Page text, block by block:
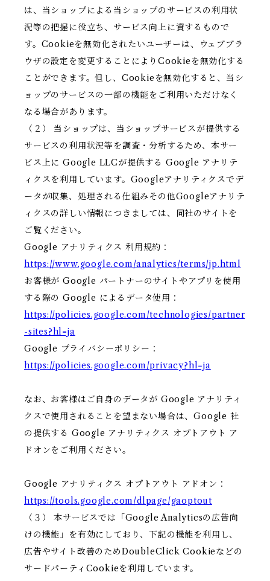
は、当ショップによる当ショップのサービスの利用状
況等の把握に役立ち、サービス向上に資するもので
す。Cookieを無効化されたいユーザーは、ウェブブラ
ウザの設定を変更することによりCookieを無効化する
ことができます。但し、Cookieを無効化すると、当シ
ョップのサービスの一部の機能をご利用いただけなく
なる場合があります。
（２） 当ショップは、当ショップサービスが提供する
サービスの利用状況等を調査・分析するため、本サー
ビス上に Google LLCが提供する Google アナリテ
ィクスを利用しています。Googleアナリティクスでデ
ータが収集、処理される仕組みその他Googleアナリテ
ィクスの詳しい情報につきましては、同社のサイトを
ご覧ください。
Google アナリティクス 利用規約：
https://www.google.com/analytics/terms/jp.html
お客様が Google パートナーのサイトやアプリを使用
する際の Google によるデータ使用：
https://policies.google.com/technologies/partner
-sites?hl=ja
Google プライバシーポリシー：
https://policies.google.com/privacy?hl=ja
なお、お客様はご自身のデータが Google アナリティ
クスで使用されることを望まない場合は、Google 社
の提供する Google アナリティクス オプトアウト ア
ドオンをご利用ください。
Google アナリティクス オプトアウト アドオン：
https://tools.google.com/dlpage/gaoptout
（３） 本サービスでは「Google Analyticsの広告向
けの機能」を有効にしており、下記の機能を利用し、
広告やサイト改善のためDoubleClick Cookieなどの
サードパーティCookieを利用しています。